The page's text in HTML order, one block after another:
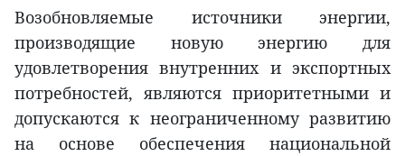
Возобновляемые источники энергии,
производящие новую энергию для
удовлетворения внутренних и экспортных
потребностей, являются приоритетными и
допускаются к неограниченному развитию
на основе обеспечения национальной